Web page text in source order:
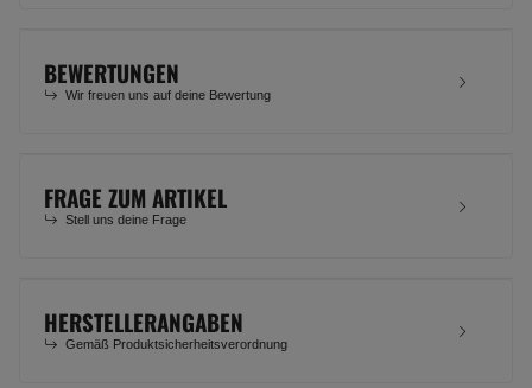
BEWERTUNGEN
Wir freuen uns auf deine Bewertung
FRAGE ZUM ARTIKEL
Stell uns deine Frage
HERSTELLERANGABEN
Gemäß Produktsicherheitsverordnung